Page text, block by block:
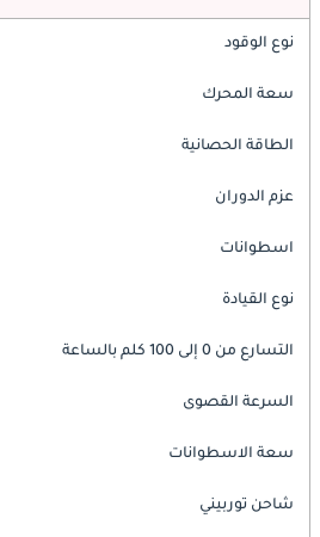
نوع الوقود
سعة المحرك
الطاقة الحصانية
عزم الدوران
اسطوانات
نوع القيادة
التسارع من 0 إلى 100 كلم بالساعة
السرعة القصوى
سعة الاسطوانات
شاحن توربيني